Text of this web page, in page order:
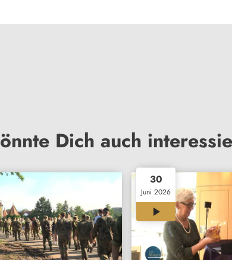
Dich auch
30
Juni 2026
00:32